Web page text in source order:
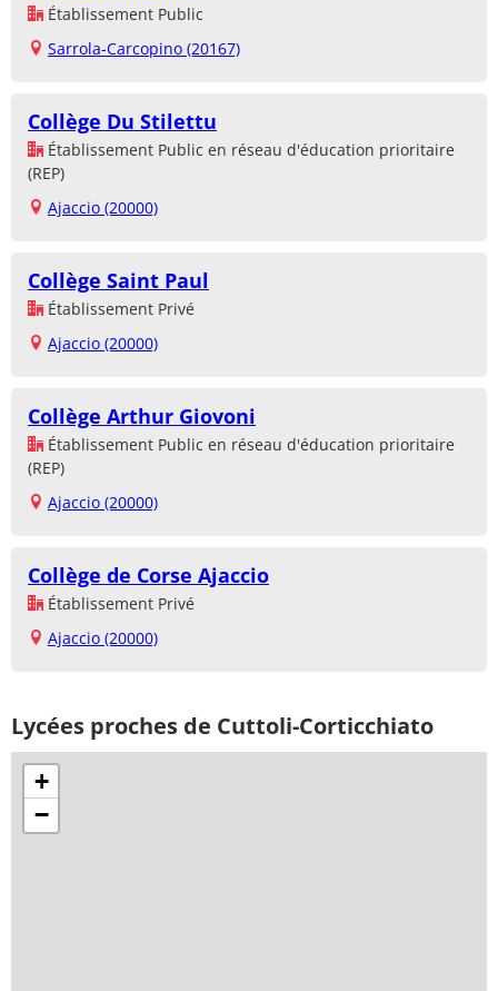
Établissement Public
Sarrola-Carcopino (20167)
Collège Du Stilettu
Établissement Public en réseau d'éducation prioritaire
(REP)
Ajaccio (20000)
Collège Saint Paul
Établissement Privé
Ajaccio (20000)
Collège Arthur Giovoni
Établissement Public en réseau d'éducation prioritaire
(REP)
Ajaccio (20000)
Collège de Corse Ajaccio
Établissement Privé
Ajaccio (20000)
Lycées proches de Cuttoli-Corticchiato
+
−